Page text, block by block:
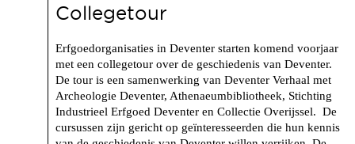
Collegetour
Erfgoedorganisaties in Deventer starten komend voorjaar
met een collegetour over de geschiedenis van Deventer.
De tour is een samenwerking van Deventer Verhaal met
Archeologie Deventer, Athenaeumbibliotheek, Stichting
Industrieel Erfgoed Deventer en Collectie Overijssel. De
cursussen zijn gericht op geïnteresseerden die hun kennis